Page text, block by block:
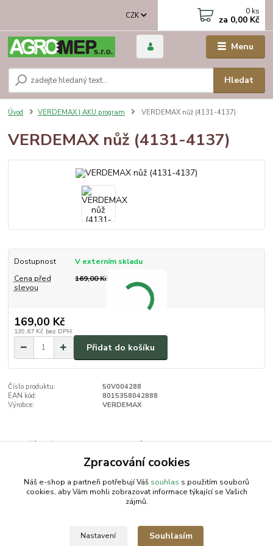
Menu
CZK
Hledat
0 ks
za 0,00 Kč
Úvod VERDEMAX | AKU program VERDEMAX nůž (4131-4137)
VERDEMAX nůž (4131-4137)
Dostupnost
V externím skladu
Cena před
slevou
169,00 Kč
169,00 Kč
139,67 Kč bez DPH
Přidat do košíku
Číslo produktu:
50V004288
EAN kód:
8015358042888
Výrobce:
VERDEMAX
Zboží zařazeno v kategoriích
VERDEMAX | AKU programZpracování cookies
Náš e-shop a partneři potřebují Váš souhlas s použitím souborů
cookies, aby Vám mohli zobrazovat informace týkající se Vašich
zájmů.
Nastavení Souhlasím